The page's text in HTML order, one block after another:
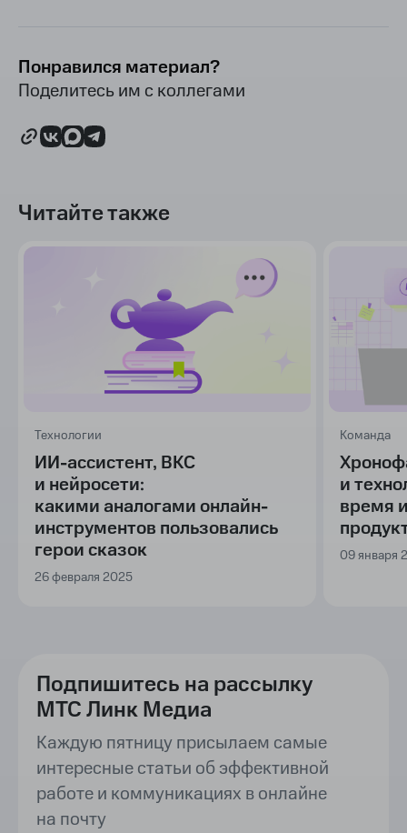
Понравился материал?
Поделитесь им с коллегами
Читайте также
Технологии
ИИ-ассистент, ВКС
и нейросети:
какими аналогами онлайн-
инструментов пользовались
герои сказок
26 февраля 2025
Команда
и
время
09 января
Подпишитесь на рассылку
МТС Линк Медиа
Каждую пятницу присылаем самые
интересные статьи об эффективной
работе и коммуникациях в онлайне
на почту